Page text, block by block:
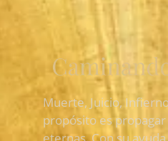
Muerte, Juicio,
propósito es